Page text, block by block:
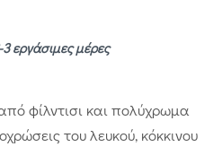
εργάσιμες μέρες
φίλντισι και πολύχρωμα
του λευκού, κόκκινου